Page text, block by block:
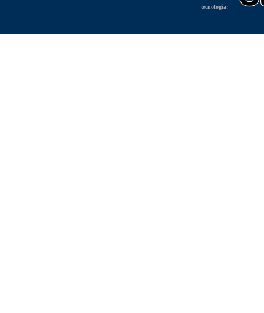
tecnologia: